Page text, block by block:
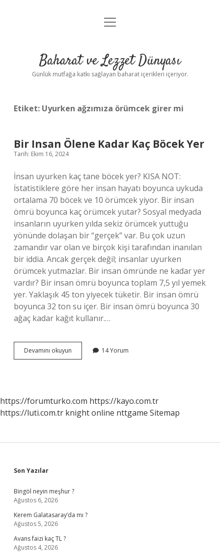
Anasayfa
Yasal Uyarı
menüyü
Baharat ve Lezzet Dünyası
Günlük mutfağa katkı sağlayan baharat içerikleri içeriyor.
Etiket: Uyurken ağzımıza örümcek girer mi
Bir Insan Ölene Kadar Kaç Böcek Yer
Tarih: Ekim 16, 2024
İnsan uyurken kaç tane böcek yer? KISA NOT:
İstatistiklere göre her insan hayatı boyunca uykuda
ortalama 70 böcek ve 10 örümcek yiyor. Bir insan
ömrü boyunca kaç örümcek yutar? Sosyal medyada
insanların uyurken yılda sekiz örümcek yuttuğu
yönünde dolaşan bir “gerçek” var. Bu çok uzun
zamandır var olan ve birçok kişi tarafından inanılan
bir iddia. Ancak gerçek değil; insanlar uyurken
örümcek yutmazlar. Bir insan ömründe ne kadar yer
vardır? Bir insan ömrü boyunca toplam 7,5 yıl yemek
yer. Yaklaşık 45 ton yiyecek tüketir. Bir insan ömrü
boyunca 32 ton su içer. Bir insan ömrü boyunca 30
ağaç kadar kağıt kullanır.…
Devamını okuyun
Insan
Yer
14 Yorum
https://forumturko.com https://kayo.com.tr
https://luti.com.tr knight online nttgame Sitemap
Sidebar
Son Yazılar
Bingöl neyin meşhur ?
Ağustos 6, 2026
Kerem Galatasaray’da mı ?
Ağustos 5, 2026
Avans faizi kaç TL ?
Ağustos 4, 2026